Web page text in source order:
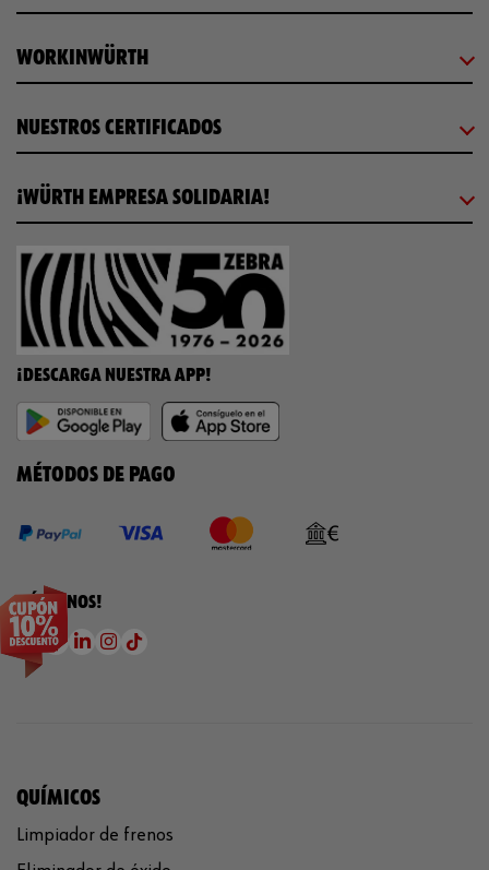
WORKINWÜRTH
NUESTROS CERTIFICADOS
¡WÜRTH EMPRESA SOLIDARIA!
¡DESCARGA NUESTRA APP!
MÉTODOS DE PAGO
¡SÍGUENOS!
QUÍMICOS
Limpiador de frenos